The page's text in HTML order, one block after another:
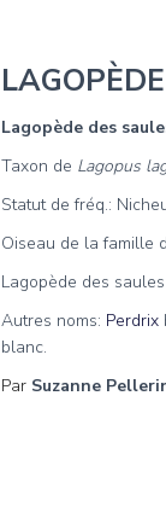
Lagopède des
Taxon de Lagopus
Statut de fréq.:
Oiseau de la famille
Lagopède des
Autres noms: Perdrix
blanc.
Par Suzanne